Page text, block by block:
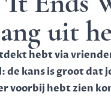
uit
hebt via
de kans is groot dat
voorbij hebt zien